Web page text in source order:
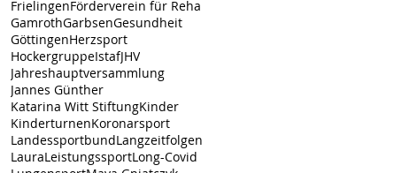
FrielingenFörderverein für Reha
GamrothGarbsenGesundheit
GöttingenHerzsport
HockergruppeIstafJHV
Jahreshauptversammlung
Jannes Günther
Katarina Witt StiftungKinder
KinderturnenKoronarsport
LandessportbundLangzeitfolgen
LauraLeistungssportLong-Covid